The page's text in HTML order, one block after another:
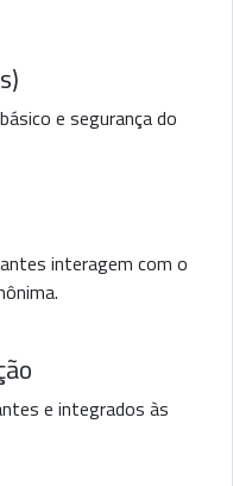
e segurança do
interagem com o
e integrados às